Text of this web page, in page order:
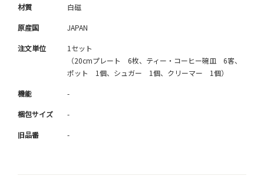
材質 白磁
原産国 JAPAN
注文単位
1セット
（20cmプレート 6枚、ティー・コーヒー碗皿 6客、
ポット 1個、シュガー 1個、クリーマー 1個）
機能 -
梱包サイズ -
旧品番 -